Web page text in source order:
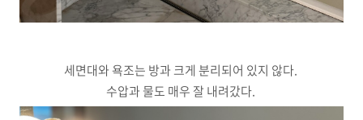
세면대와 욕조는 방과 크게 분리되어 있지 않다.
수압과 물도 매우 잘 내려갔다.